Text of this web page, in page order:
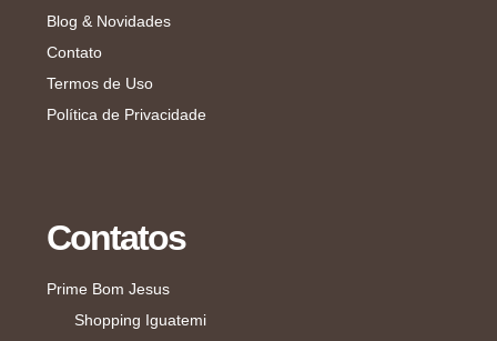
Blog & Novidades
Contato
Termos de Uso
Política de Privacidade
Contatos
Prime Bom Jesus
Shopping Iguatemi